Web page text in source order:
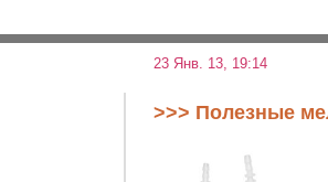
23 Янв. 13, 19:14
>>> Полезные